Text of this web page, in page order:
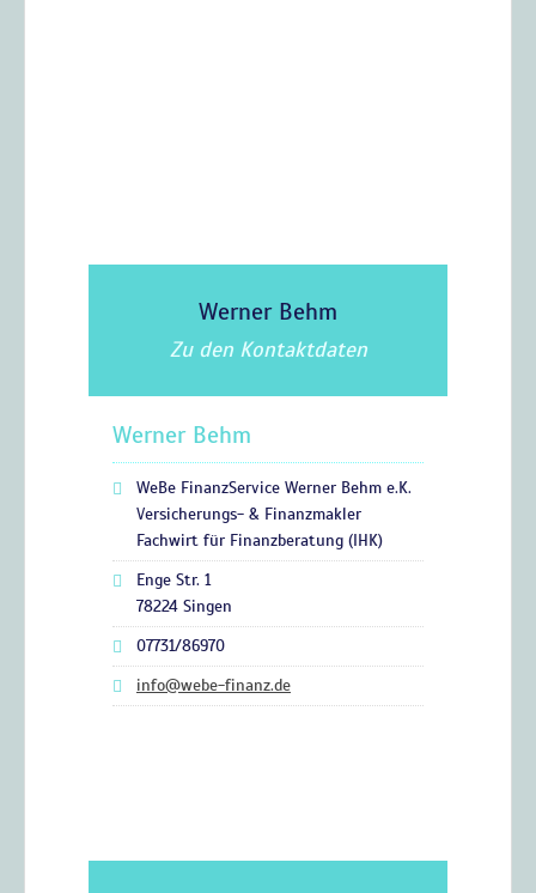
Werner Behm
Zu den Kontaktdaten
Werner Behm
WeBe FinanzService Werner Behm e.K.
Versicherungs- & Finanzmakler
Fachwirt für Finanzberatung (IHK)
Enge Str. 1
78224 Singen
07731/86970
info@webe-finanz.de